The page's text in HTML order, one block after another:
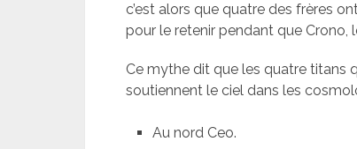
c’est alors que quatre des frères
pour le retenir pendant que Crono,
Ce mythe dit que les quatre titans
soutiennent le ciel dans les
Au nord Ceo.